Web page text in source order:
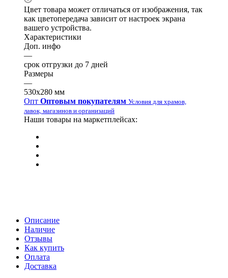
Цвет товара может отличаться от изображения, так
как цветопередача зависит от настроек экрана
вашего устройства.
Характеристики
Доп. инфо
—
срок отгрузки до 7 дней
Размеры
—
530х280 мм
Опт Оптовым покупателям Условия для храмов,
лавок, магазинов и организаций
Наши товары на маркетплейсах:
Описание
Наличие
Отзывы
Как купить
Оплата
Доставка